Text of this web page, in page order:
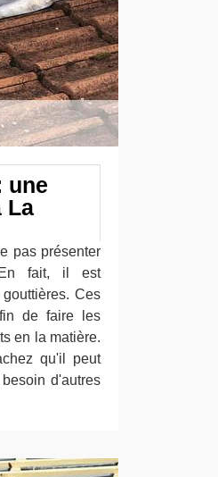
une
La
pas présenter
En fait, il est
Ces
de faire les
en la matière.
qu'il peut
d'autres